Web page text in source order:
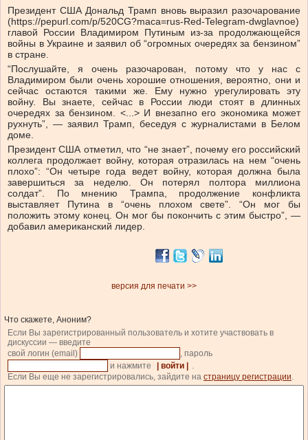
Президент США Дональд Трамп вновь выразил разочарование
(https://pepurl.com/p/520CG?maca=rus-Red-Telegram-dwglavnoe)
главой России Владимиром Путиным из-за продолжающейся
войны в Украине и заявил об “огромных очередях за бензином”
в стране.
“Послушайте, я очень разочарован, потому что у нас с
Владимиром были очень хорошие отношения, вероятно, они и
сейчас остаются такими же. Ему нужно урегулировать эту
войну. Вы знаете, сейчас в России люди стоят в длинных
очередях за бензином. <...> И внезапно его экономика может
рухнуть”, — заявил Трамп, беседуя с журналистами в Белом
доме.
Президент США отметил, что “не знает”, почему его российский
коллега продолжает войну, которая отразилась на нем “очень
плохо”: “Он четыре года ведет войну, которая должна была
завершиться за неделю. Он потерял полтора миллиона
солдат”. По мнению Трампа, продолжение конфликта
выставляет Путина в “очень плохом свете”. “Он мог бы
положить этому конец. Он мог бы покончить с этим быстро”, —
добавил американский лидер.
версия для печати >>
Что скажете, Аноним?
Если Вы зарегистрированный пользователь и хотите участвовать в
дискуссии — введите
свой логин (email)
, пароль
и нажмите
| войти |
.
Если Вы еще не зарегистрировались, зайдите на страницу регистрации.